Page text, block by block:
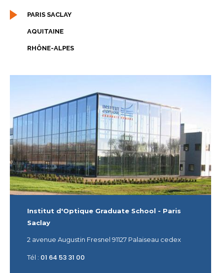
PARIS SACLAY
AQUITAINE
RHÔNE-ALPES
Institut d'Optique Graduate School - Paris
Saclay
2 avenue Augustin Fresnel 91127 Palaiseau cedex
Tél : 01 64 53 31 00